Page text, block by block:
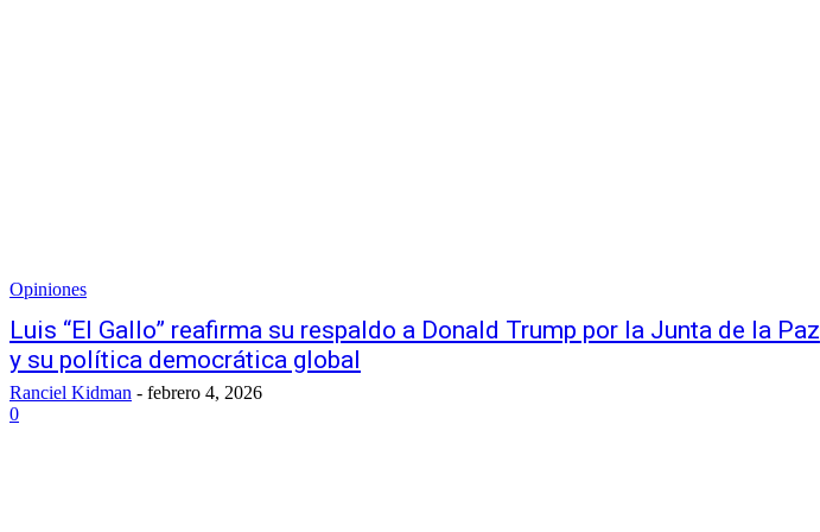
Opiniones
Luis “El Gallo” reafirma su respaldo a Donald Trump por la Junta de la Paz
y su política democrática global
Ranciel Kidman - febrero 4, 2026
0